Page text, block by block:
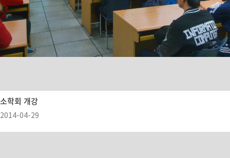
소학회 개강
2014-04-29